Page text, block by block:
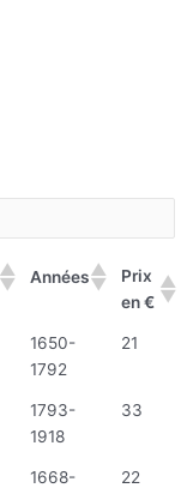
Années
Prix
en €
1650-
1792
21
1793-
1918
33
1668-
22